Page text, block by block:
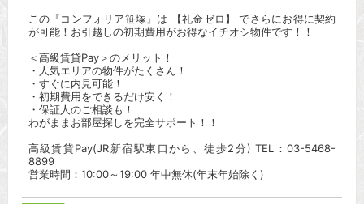
この『コンフォリア笹塚』は 【礼金ゼロ】 でさらにお得に契約
が可能！お引越しの初期費用がお得なイチオシ物件です！！
＜高級賃貸Pay＞のメリット！
・人気エリアの物件がたくさん！
・すぐに内見可能！
・初期費用をできるだけ安く！
・保証人のご相談も！
わがままお部屋探しを完全サポート！！
高級賃貸Pay(JR新宿駅東口から、徒歩2分) TEL：03-5468-
8899
営業時間：10:00～19:00 年中無休(年末年始除く)